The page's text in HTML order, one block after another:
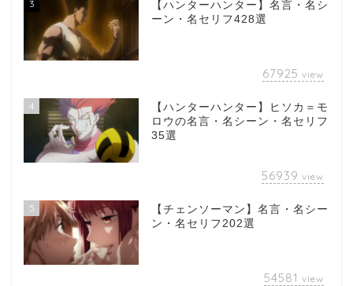
3
【ハンターハンター】名言・名シ
ーン・名セリフ428選
67925 view
4
【ハンターハンター】ヒソカ＝モ
ロウの名言・名シーン・名セリフ
35選
56939 view
5
【チェンソーマン】名言・名シー
ン・名セリフ202選
54581 view